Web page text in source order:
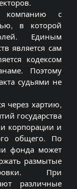
компанию с
в которой
Единым
является сам
кодексом
Поэтому
судьями не
через хартию,
государства
корпорации и
общего. По
фонда может
размытые
При
различные